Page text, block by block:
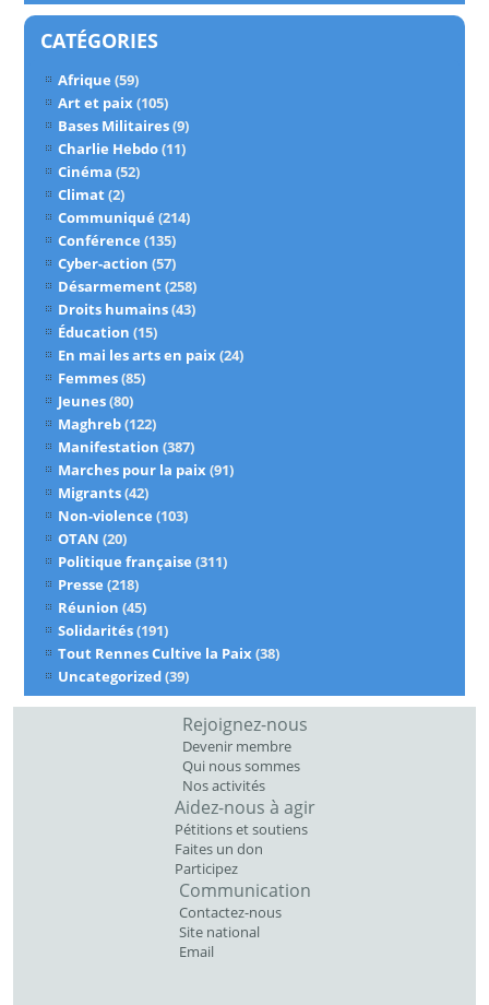
CATÉGORIES
Afrique (59)
Art et paix(105)
Bases Militaires(9)
Charlie Hebdo(11)
Cinéma (52)
Climat(2)
Communiqué (214)
Conférence (135)
Cyber-action (57)
Désarmement(258)
Droits humains(43)
Éducation (15)
En mai les arts en paix(24)
Femmes(85)
Jeunes(80)
Maghreb(122)
Manifestation (387)
Marches pour la paix(91)
Migrants(42)
Non-violence (103)
OTAN (20)
Politique française (311)
Presse (218)
Réunion (45)
Solidarités(191)
Tout Rennes Cultive la Paix(38)
Uncategorized(39)
Rejoignez-nous
Devenir membre
Qui nous sommes
Nos activités
Aidez-nous à agir
Pétitions et soutiens
Faites un don
Participez
Communication
Contactez-nous
Site national
Email